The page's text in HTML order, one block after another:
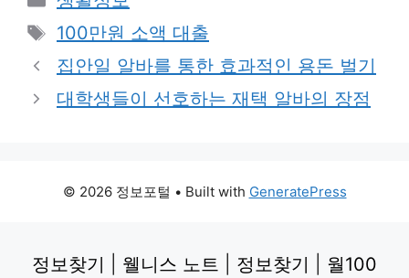
Tags
100만원 소액 대출
집안일 알바를 통한 효과적인 용돈 벌기
대학생들이 선호하는 재택 알바의 장점
© 2026 정보포털 • Built with GeneratePress
정보찾기 웰니스 노트 정보찾기 월100